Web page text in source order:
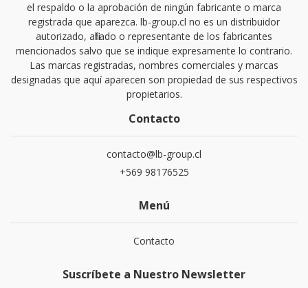
el respaldo o la aprobación de ningún fabricante o marca
registrada que aparezca. lb-group.cl no es un distribuidor
autorizado, afiliado o representante de los fabricantes
mencionados salvo que se indique expresamente lo contrario.
Las marcas registradas, nombres comerciales y marcas
designadas que aquí aparecen son propiedad de sus respectivos
propietarios.
Contacto
contacto@lb-group.cl
+569 98176525
Menú
Contacto
Suscríbete a Nuestro Newsletter